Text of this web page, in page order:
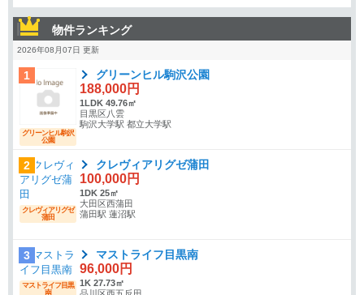
物件ランキング
2026年08月07日 更新
1
グリーンヒル駒沢
公園
グリーンヒル駒沢公園
188,000円
1LDK 49.76㎡
目黒区八雲
駒沢大学駅 都立大学駅
2
クレヴィアリグゼ
蒲田
クレヴィアリグゼ蒲田
100,000円
1DK 25㎡
大田区西蒲田
蒲田駅 蓮沼駅
3
マストライフ目黒
南
マストライフ目黒南
96,000円
1K 27.73㎡